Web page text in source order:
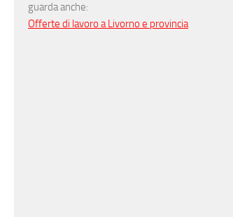
guarda anche:
Offerte di lavoro a Livorno e provincia